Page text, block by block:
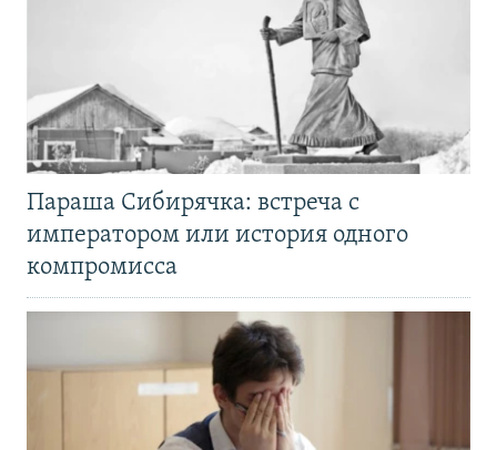
Параша Сибирячка: встреча с
императором или история одного
компромисса